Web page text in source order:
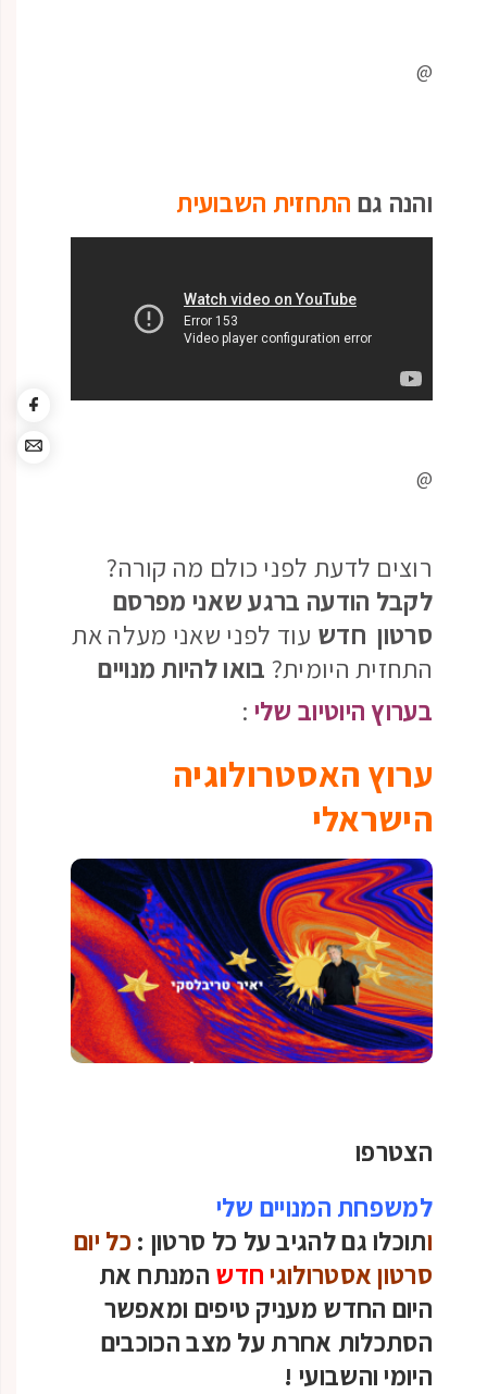
@
והנה גם התחזית השבועית
@
רוצים לדעת לפני כולם מה קורה?
לקבל הודעה ברגע שאני מפרסם
סרטון חדש עוד לפני שאני מעלה את
התחזית היומית? בואו להיות מנויים
בערוץ היוטיוב שלי :
ערוץ האסטרולוגיה
הישראלי
הצטרפו
למשפחת המנויים שלי
ותוכלו גם להגיב על כל סרטון : כל יום
סרטון אסטרולוגיחדש המנתח את
היום החדש מעניק טיפים ומאפשר
הסתכלות אחרת על מצב הכוכבים
היומי והשבועי!